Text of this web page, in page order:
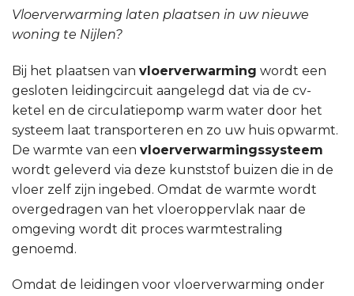
Vloerverwarming laten plaatsen in uw nieuwe
woning te Nijlen?
Bij het plaatsen van vloerverwarming wordt een
gesloten leidingcircuit aangelegd dat via de cv-
ketel en de circulatiepomp warm water door het
systeem laat transporteren en zo uw huis opwarmt.
De warmte van een vloerverwarmingssysteem
wordt geleverd via deze kunststof buizen die in de
vloer zelf zijn ingebed. Omdat de warmte wordt
overgedragen van het vloeroppervlak naar de
omgeving wordt dit proces warmtestraling
genoemd.
Omdat de leidingen voor vloerverwarming onder